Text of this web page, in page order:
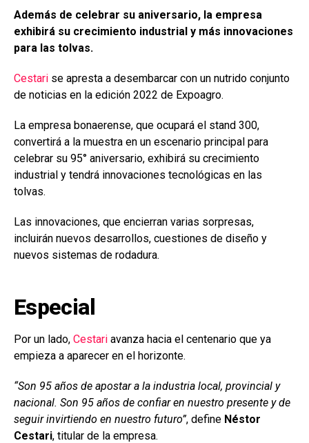
ce
b
o
o
at
s
A
p
p
ke
n
m
ar
tir
Además de celebrar su aniversario, la empresa
exhibirá su crecimiento industrial y más innovaciones
para las tolvas.
Cestari se apresta a desembarcar con un nutrido conjunto
de noticias en la edición 2022 de Expoagro.
La empresa bonaerense, que ocupará el stand 300,
convertirá a la muestra en un escenario principal para
celebrar su 95° aniversario, exhibirá su crecimiento
industrial y tendrá innovaciones tecnológicas en las
tolvas.
Las innovaciones, que encierran varias sorpresas,
incluirán nuevos desarrollos, cuestiones de diseño y
nuevos sistemas de rodadura.
Especial
Por un lado, Cestari avanza hacia el centenario que ya
empieza a aparecer en el horizonte.
“Son 95 años de apostar a la industria local, provincial y
nacional. Son 95 años de confiar en nuestro presente y de
seguir invirtiendo en nuestro futuro”, define Néstor
Cestari, titular de la empresa.